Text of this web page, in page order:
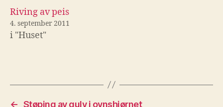
Riving av peis
4. september 2011
i "Huset"
← Støping av gulv i ovnshjørnet